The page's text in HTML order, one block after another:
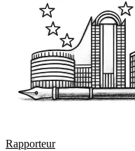
Rapporteur